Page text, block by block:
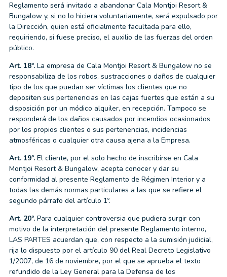
Reglamento será invitado a abandonar Cala Montjoi Resort &
Bungalow y, si no lo hiciera voluntariamente, será expulsado por
la Dirección, quien está oficialmente facultada para ello,
requiriendo, si fuese preciso, el auxilio de las fuerzas del orden
público.
Art. 18º. La empresa de Cala Montjoi Resort & Bungalow no se
responsabiliza de los robos, sustracciones o daños de cualquier
tipo de los que puedan ser víctimas los clientes que no
depositen sus pertenencias en las cajas fuertes que están a su
disposición por un módico alquiler, en recepción. Tampoco se
responderá de los daños causados por incendios ocasionados
por los propios clientes o sus pertenencias, incidencias
atmosféricas o cualquier otra causa ajena a la Empresa.
Art. 19º. El cliente, por el solo hecho de inscribirse en Cala
Montjoi Resort & Bungalow, acepta conocer y dar su
conformidad al presente Reglamento de Régimen Interior y a
todas las demás normas particulares a las que se refiere el
segundo párrafo del artículo 1º.
Art. 20º. Para cualquier controversia que pudiera surgir con
motivo de la interpretación del presente Reglamento interno,
LAS PARTES acuerdan que, con respecto a la sumisión judicial,
rija lo dispuesto por el artículo 90 del Real Decreto Legislativo
1/2007, de 16 de noviembre, por el que se aprueba el texto
refundido de la Ley General para la Defensa de los